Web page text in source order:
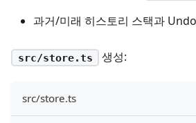
과거/미래 히스토리 스택과
src/store.ts 생성:
src/store.ts